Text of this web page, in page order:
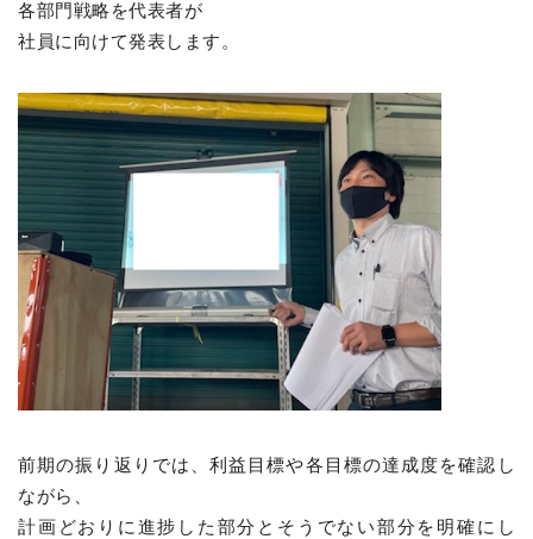
各部門戦略を代表者が
社員に向けて発表します。
前期の振り返りでは、利益目標や各目標の達成度を確認し
ながら、
計画どおりに進捗した部分とそうでない部分を明確にし